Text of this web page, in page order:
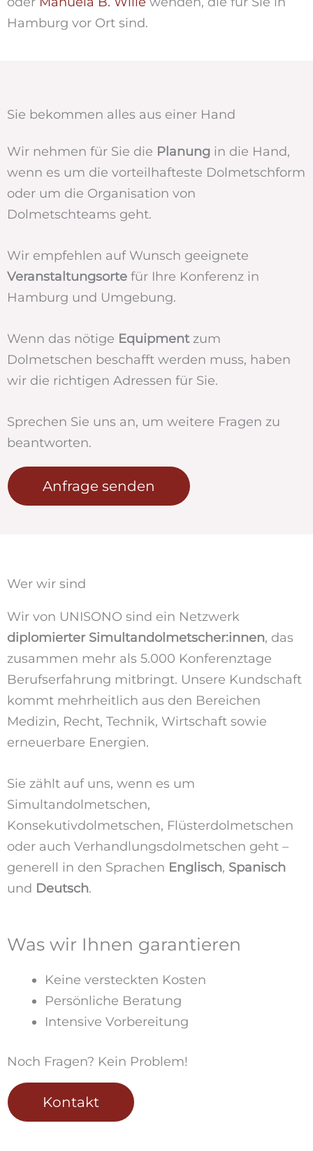
Hamburg vor Ort sind.
Sie bekommen alles aus einer Hand
Wir nehmen für Sie die Planung in die Hand,
wenn es um die vorteilhafteste Dolmetschform
oder um die Organisation von
Dolmetschteams geht.
Wir empfehlen auf Wunsch geeignete
Veranstaltungsorte für Ihre Konferenz in
Hamburg und Umgebung.
Wenn das nötige Equipmentzum
Dolmetschen beschafft werden muss, haben
wir die richtigen Adressen für Sie.
Sprechen Sie uns an, um weitere Fragen zu
beantworten.
Anfrage senden
Wer wir sind
Wir von UNISONO sind ein Netzwerk
diplomierter Simultandolmetscher:innen, das
zusammen mehr als 5.000 Konferenztage
Berufserfahrung mitbringt. Unsere Kundschaft
kommt mehrheitlich aus den Bereichen
Medizin, Recht, Technik, Wirtschaft sowie
erneuerbare Energien.
Sie zählt auf uns, wenn es um
Simultandolmetschen,
Konsekutivdolmetschen, Flüsterdolmetschen
oder auch Verhandlungsdolmetschen geht –
generell in den Sprachen Englisch, Spanisch
und Deutsch.
Was wir Ihnen garantieren
Keine versteckten Kosten
Persönliche Beratung
Intensive Vorbereitung
Noch Fragen? Kein Problem!
Kontakt